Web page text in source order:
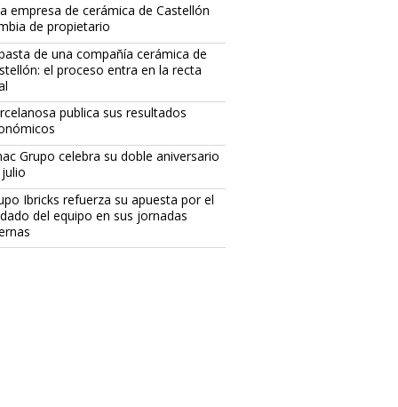
empresa de cerámica de Castellón
de propietario
de una compañía cerámica de
el proceso entra en la recta
publica sus resultados
Grupo celebra su doble aniversario
Ibricks refuerza su apuesta por el
del equipo en sus jornadas